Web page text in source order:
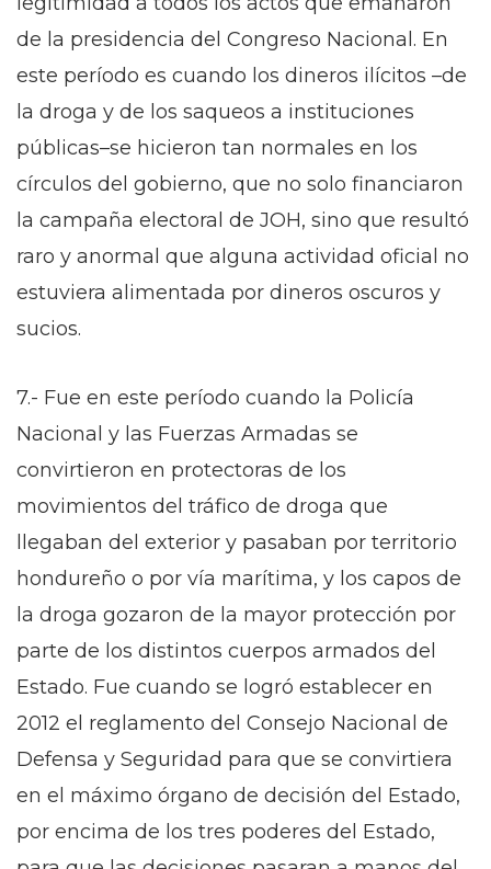
de la presidencia del Congreso Nacional. En
este período es cuando los dineros ilícitos –de
la droga y de los saqueos a instituciones
públicas–se hicieron tan normales en los
círculos del gobierno, que no solo financiaron
la campaña electoral de JOH, sino que resultó
raro y anormal que alguna actividad oficial no
estuviera alimentada por dineros oscuros y
sucios.
7.- Fue en este período cuando la Policía
Nacional y las Fuerzas Armadas se
convirtieron en protectoras de los
movimientos del tráfico de droga que
llegaban del exterior y pasaban por territorio
hondureño o por vía marítima, y los capos de
la droga gozaron de la mayor protección por
parte de los distintos cuerpos armados del
Estado. Fue cuando se logró establecer en
2012 el reglamento del Consejo Nacional de
Defensa y Seguridad para que se convirtiera
en el máximo órgano de decisión del Estado,
por encima de los tres poderes del Estado,